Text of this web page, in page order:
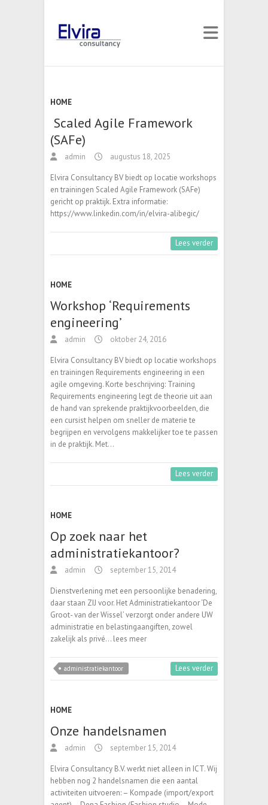
HOME
Scaled Agile Framework
(SAFe)
admin augustus 18, 2025
Elvira Consultancy BV biedt op locatie workshops
en trainingen Scaled Agile Framework (SAFe)
gericht op praktijk. Extra informatie:
https://www.linkedin.com/in/elvira-alibegic/
Lees verder
HOME
Workshop ‘Requirements
engineering’
admin oktober 24, 2016
Elvira Consultancy BV biedt op locatie workshops
en trainingen Requirements engineering in een
agile omgeving. Korte beschrijving: Training
Requirements engineering legt de theorie uit aan
de hand van sprekende praktijkvoorbeelden, die
een cursist helpen om sneller de materie te
begrijpen en vervolgens makkelijker toe te passen
in de praktijk. Met…
Lees verder
HOME
Op zoek naar het
administratiekantoor?
admin september 15, 2014
Dienstverlening met een persoonlijke benadering,
daar staan ZIJ voor. Het Administratiekantoor ‘De
Groot- van der Wissel’ verzorgt onder andere UW
administratie en belastingaangiften, zowel
zakelijk als privé… lees meer
administratiekantoor Lees verder
HOME
Onze handelsnamen
admin september 15, 2014
Elvira Consultancy B.V. werkt niet alleen in ICT. Wij
hebben nog 2 handelsnamen die een aantal
activiteiten uitvoeren: – Kompade (import/export